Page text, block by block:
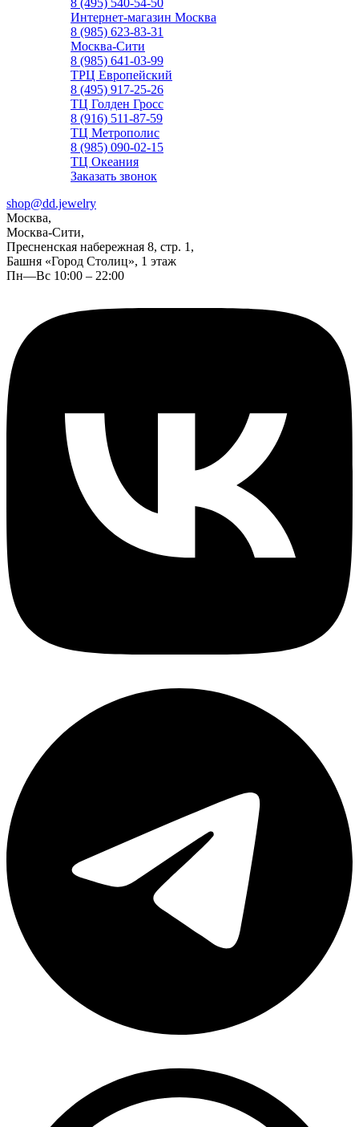
8 (495) 540-54-50
Интернет-магазин Москва
8 (985) 623-83-31
Москва-Сити
8 (985) 641-03-99
ТРЦ Европейский
8 (495) 917-25-26
ТЦ Голден Гросс
8 (916) 511-87-59
ТЦ Метрополис
8 (985) 090-02-15
ТЦ Океания
Заказать звонок
shop@dd.jewelry
Москва,
Москва-Сити,
Пресненская набережная 8, стр. 1,
Башня «Город Столиц», 1 этаж
Пн—Вс 10:00 – 22:00